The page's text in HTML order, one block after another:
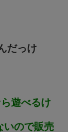
だっけ
遊べるけ
いので販売